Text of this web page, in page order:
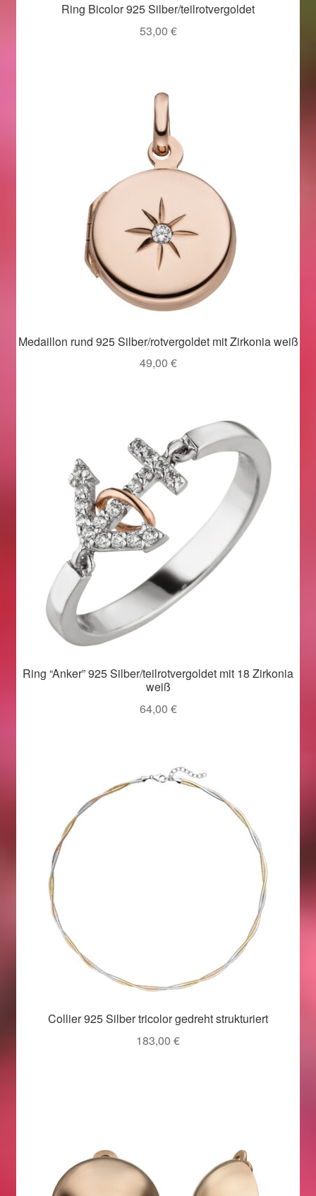
Ostergeschenke finden für Ostern 2021
Valentinstag 2016
Weihnachtsangebote 2015
Weihnachtsangebote 2016
Weihnachtsangebote 2017
Weihnachtsangebote 2018
Weihnachtsangebote 2019
Weihnachtsangebote 2020
Ring Bicolor 925 Silber/teilrotvergoldet
53,00 €
Medaillon rund 925 Silber/rotvergoldet mit Zirkonia weiß
49,00 €
Ring “Anker” 925 Silber/teilrotvergoldet mit 18 Zirkonia
weiß
64,00 €
Collier 925 Silber tricolor gedreht strukturiert
183,00 €